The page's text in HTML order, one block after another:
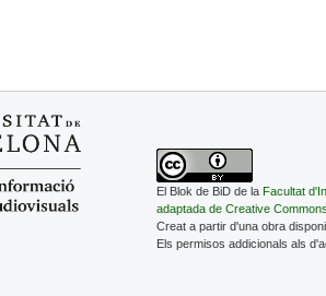
El Blok de BiD de la Facultat
adaptada de Creative
Creat a partir d'una obra
Els permisos addicionals als